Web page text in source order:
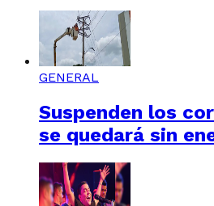
GENERAL
Suspenden los
se quedará sin